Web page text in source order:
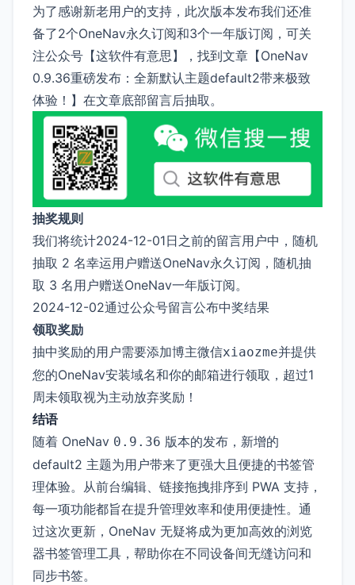
为了感谢新老用户的支持，此次版本发布我们还准
备了2个OneNav永久订阅和3个一年版订阅，可关
注公众号【这软件有意思】，找到文章【OneNav
0.9.36重磅发布：全新默认主题default2带来极致
体验！】在文章底部留言后抽取。
抽奖规则
我们将统计2024-12-01日之前的留言用户中，随机
抽取 2 名幸运用户赠送OneNav永久订阅，随机抽
取 3 名用户赠送OneNav一年版订阅。
2024-12-02通过公众号留言公布中奖结果
领取奖励
抽中奖励的用户需要添加博主微信xiaozme并提供
您的OneNav安装域名和你的邮箱进行领取，超过1
周未领取视为主动放弃奖励！
结语
随着 OneNav 0.9.36 版本的发布，新增的
default2 主题为用户带来了更强大且便捷的书签管
理体验。从前台编辑、链接拖拽排序到 PWA 支持，
每一项功能都旨在提升管理效率和使用便捷性。通
过这次更新，OneNav 无疑将成为更加高效的浏览
器书签管理工具，帮助你在不同设备间无缝访问和
同步书签。